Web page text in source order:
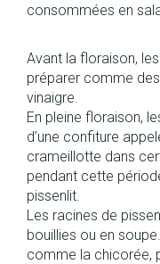
consommées en
Avant la floraison,
préparer comme
vinaigre.
En pleine floraison,
d’une confiture
crameillotte dans
pendant cette
pissenlit.
Les racines de
bouillies ou en
comme la chicorée,